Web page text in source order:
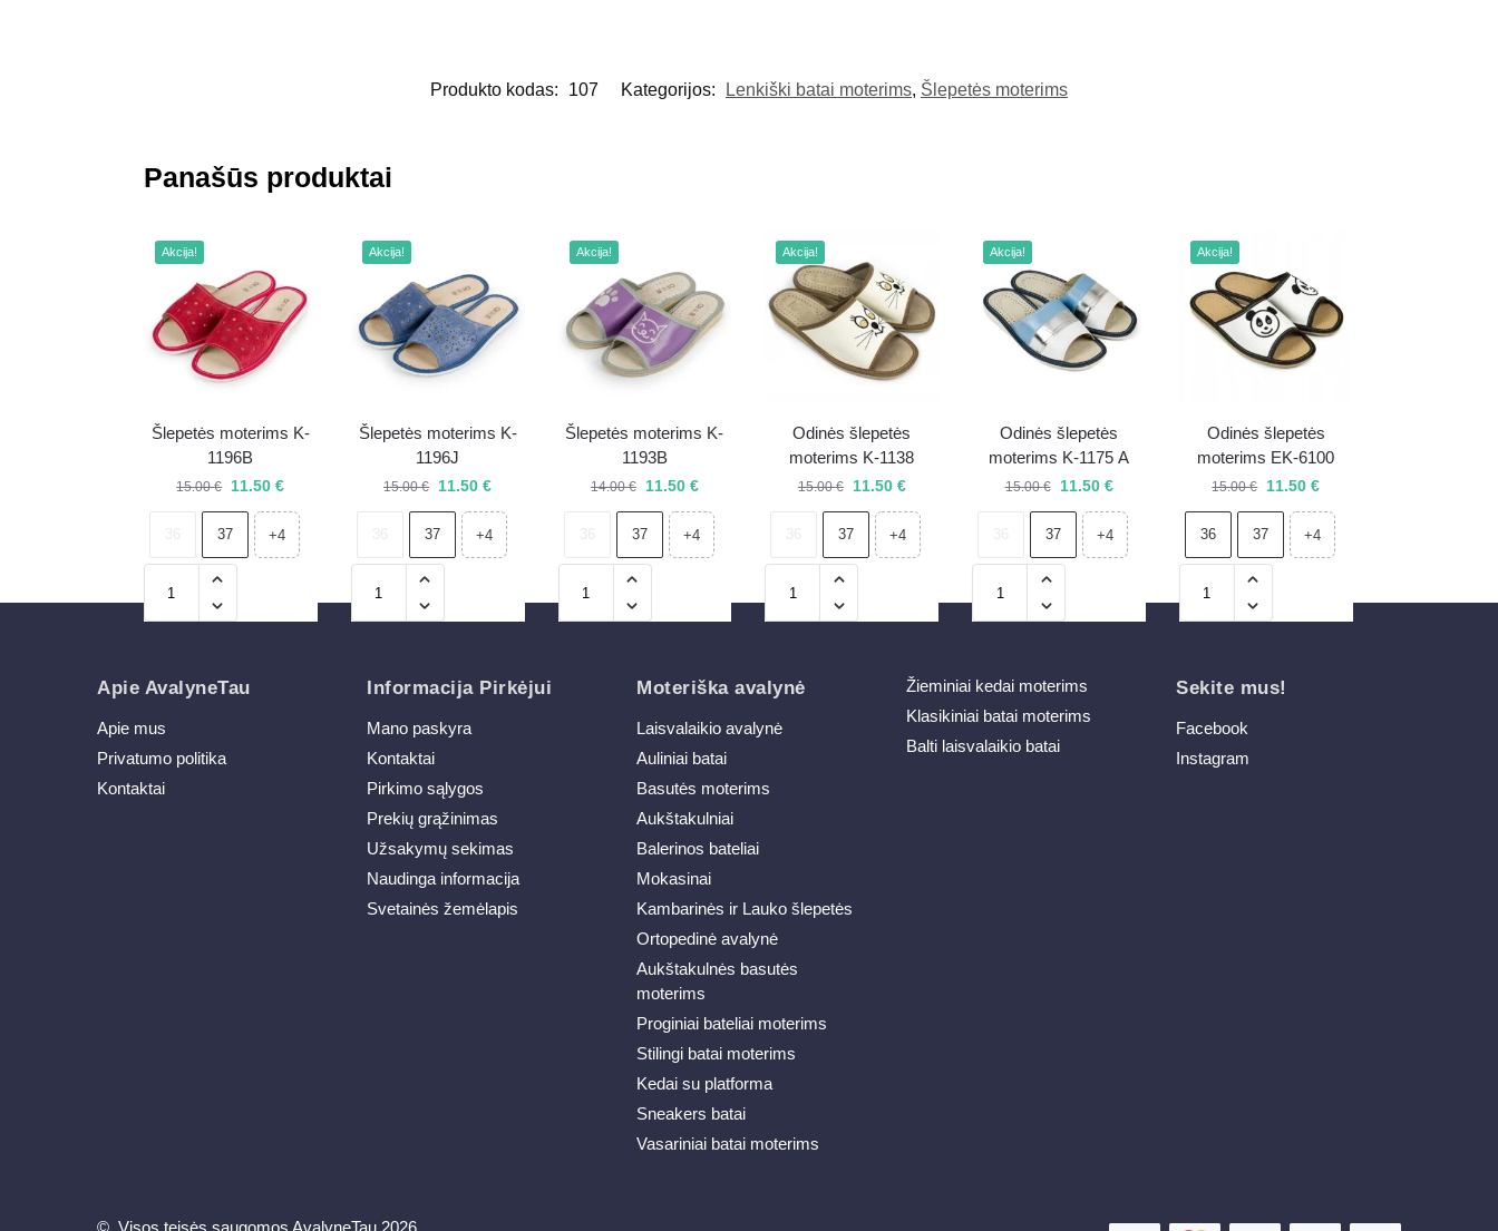
Produkto kodas: 107 Kategorijos: Lenkiški batai moterims, Šlepetės moterims
Panašūs produktai
Akcija!
Šlepetės moterims K-
1196B
15.00€ 11.50€
37 +4
Akcija!
Šlepetės moterims K-
1196J
15.00€ 11.50€
37 +4
Akcija!
Šlepetės moterims K-
1193B
14.00€ 11.50 €
37 +4
Akcija!
Odinės šlepetės
moterims K-1138
15.00€ 11.50 €
37 +4
Akcija!
Odinės šlepetės
moterims K-1175 A
15.00€ 11.50 €
37 +4
Akcija!
Odinės šlepetės
moterims EK-6100
15.00€ 11.50€
36 37 +4
Apie AvalyneTau
Apie mus
Privatumo politika
Kontaktai
Informacija Pirkėjui
Mano paskyra
Kontaktai
Pirkimo sąlygos
Prekių grąžinimas
Užsakymų sekimas
Naudinga informacija
Svetainės žemėlapis
Moteriška avalynė
Laisvalaikio avalynė
Auliniai batai
Basutės moterims
Aukštakulniai
Balerinos bateliai
Mokasinai
Kambarinės ir Lauko šlepetės
Ortopedinė avalynė
Aukštakulnės basutės
moterims
Proginiai bateliai moterims
Stilingi batai moterims
Kedai su platforma
Sneakers batai
Vasariniai batai moterims
Žieminiai kedai moterims
Klasikiniai batai moterims
Balti laisvalaikio batai
Sekite mus!
Facebook
Instagram
© Visos teisės saugomos AvalyneTau 2026